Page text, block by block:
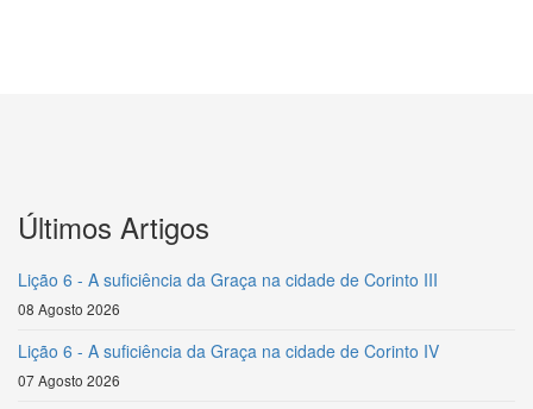
Últimos Artigos
Lição 6 - A suficiência da Graça na cidade de Corinto III
08 Agosto 2026
Lição 6 - A suficiência da Graça na cidade de Corinto IV
07 Agosto 2026